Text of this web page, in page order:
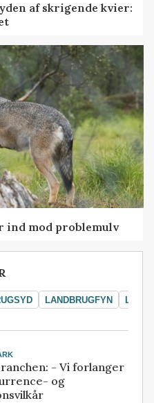
af skrigende kvier:
mod problemulv
LANDBRUGFYN
- Vi forlanger
og